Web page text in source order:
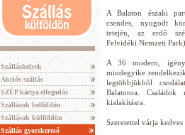
Szálláshelyek
Akciós szállás
SZÉP kártya elfogadás
Szállások belföldön
Szállások külföldön
Szállás gyorskereső
A Balaton északi
csendes, nyugodt
tetején, az erdő
Felvidéki Nemzeti Park).
A 36 modern,
mindegyike
legtöbbjükből
Balatonra. Családok
kialakításra.
Szeretettel várja